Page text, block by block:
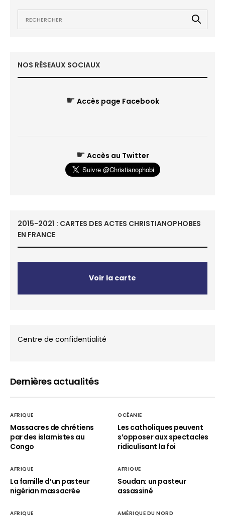
NOS RÉSEAUX SOCIAUX
☛ Accès page Facebook
☛ Accès au Twitter
2015-2021 : CARTES DES ACTES CHRISTIANOPHOBES
EN FRANCE
Voir la carte
Centre de confidentialité
Dernières actualités
AFRIQUE
Massacres de chrétiens
par des islamistes au
Congo
OCÉANIE
Les catholiques peuvent
s’opposer aux spectacles
ridiculisant la foi
AFRIQUE
La famille d’un pasteur
nigérian massacrée
AFRIQUE
Soudan: un pasteur
assassiné
AFRIQUE AMÉRIQUE DU NORD